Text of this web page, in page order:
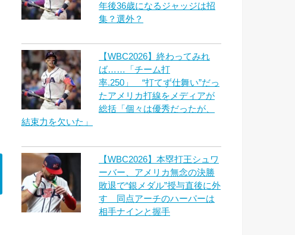
年後36歳になるジャッジは招
集？選外？
【WBC2026】終わってみれ
ば……「チーム打
率.250」 “打てず仕舞い”だっ
たアメリカ打線をメディアが
総括「個々は優秀だったが、
結束力を欠いた」
【WBC2026】本塁打王シュワ
ーバー、アメリカ無念の決勝
敗退で“銀メダル”授与直後に外
す 同点アーチのハーパーは
相手ナインと握手